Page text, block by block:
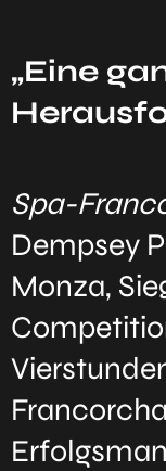
„Eine
Spa-
Dempsey
Monza,